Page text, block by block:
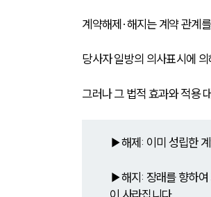
계약해제·해지는 계약 관계
당사자 일방의 의사표시에
그러나 그 법적 효과와 적용
▶해제: 이미 성립한
▶해지: 장래를 향하여